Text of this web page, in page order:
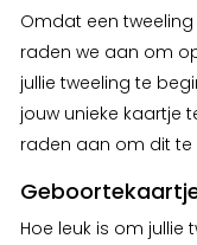
Omdat een
raden we aan om
jullie tweeling te
jouw unieke kaartje
raden aan om dit te
Hoe leuk is om